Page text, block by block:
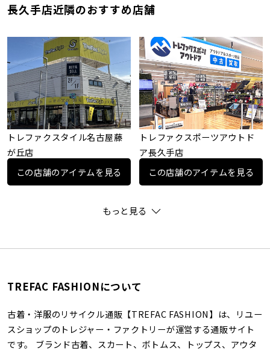
長久手店近隣のおすすめ店舗
トレファクスタイル名古屋藤
が丘店
この店舗のアイテムを見る
トレファクスポーツアウトド
ア長久手店
この店舗のアイテムを見る
もっと見る
TREFAC FASHIONについて
古着・洋服のリサイクル通販【TREFAC FASHION】は、リユー
スショップのトレジャー・ファクトリーが運営する通販サイト
です。 ブランド古着、スカート、ボトムス、トップス、アウタ